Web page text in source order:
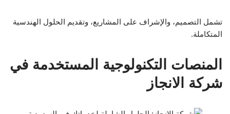
تشمل التصميم، والإشراف على المشاريع، وتقديم الحلول الهندسية
المتكاملة.
المنصات التكنولوجية المستخدمة في
شركة الانجاز